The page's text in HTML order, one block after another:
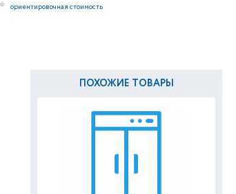
* ориентировочная стоимость
ПОХОЖИЕ ТОВАРЫ